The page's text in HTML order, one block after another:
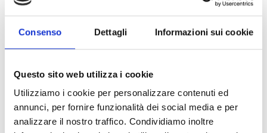
Consenso Dettagli Informazioni sui cookie
Questo sito web utilizza i cookie
Utilizziamo i cookie per personalizzare contenuti ed
annunci, per fornire funzionalità dei social media e per
analizzare il nostro traffico. Condividiamo inoltre